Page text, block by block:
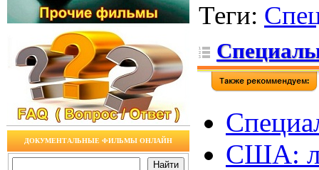
ДОКУМЕНТАЛЬНЫЕ ФИЛЬМЫ ОНЛАЙН
Теги:
США: